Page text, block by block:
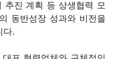
추진 계획 등 상생협력 모
동반성장 성과와 비전을
다.